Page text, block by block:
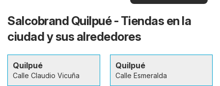
Salcobrand Quilpué - Tiendas en la
ciudad y sus alrededores
Quilpué
Calle Claudio Vicuña
Quilpué
Calle Esmeralda